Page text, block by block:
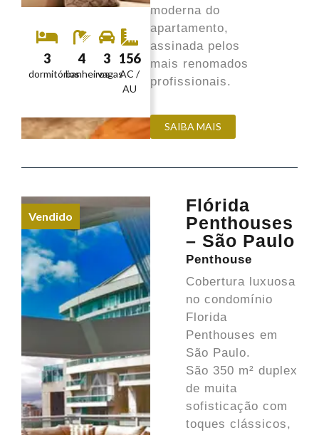
3
dormitórios
4
banheiros
3
vagas
156
AC /
AU
moderna do
apartamento,
assinada pelos
mais renomados
profissionais.
SAIBA MAIS
Vendido
Flórida
Penthouses
– São Paulo
Penthouse
Cobertura luxuosa
no condomínio
Florida
Penthouses em
São Paulo.
São 350 m² duplex
de muita
sofisticação com
toques clássicos,